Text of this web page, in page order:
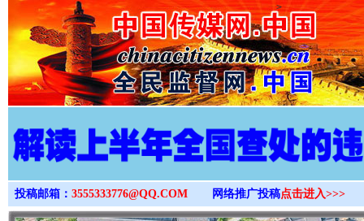
>
投稿邮箱： 3555333776@QQ.COM 网络推广投稿点击进入>>>